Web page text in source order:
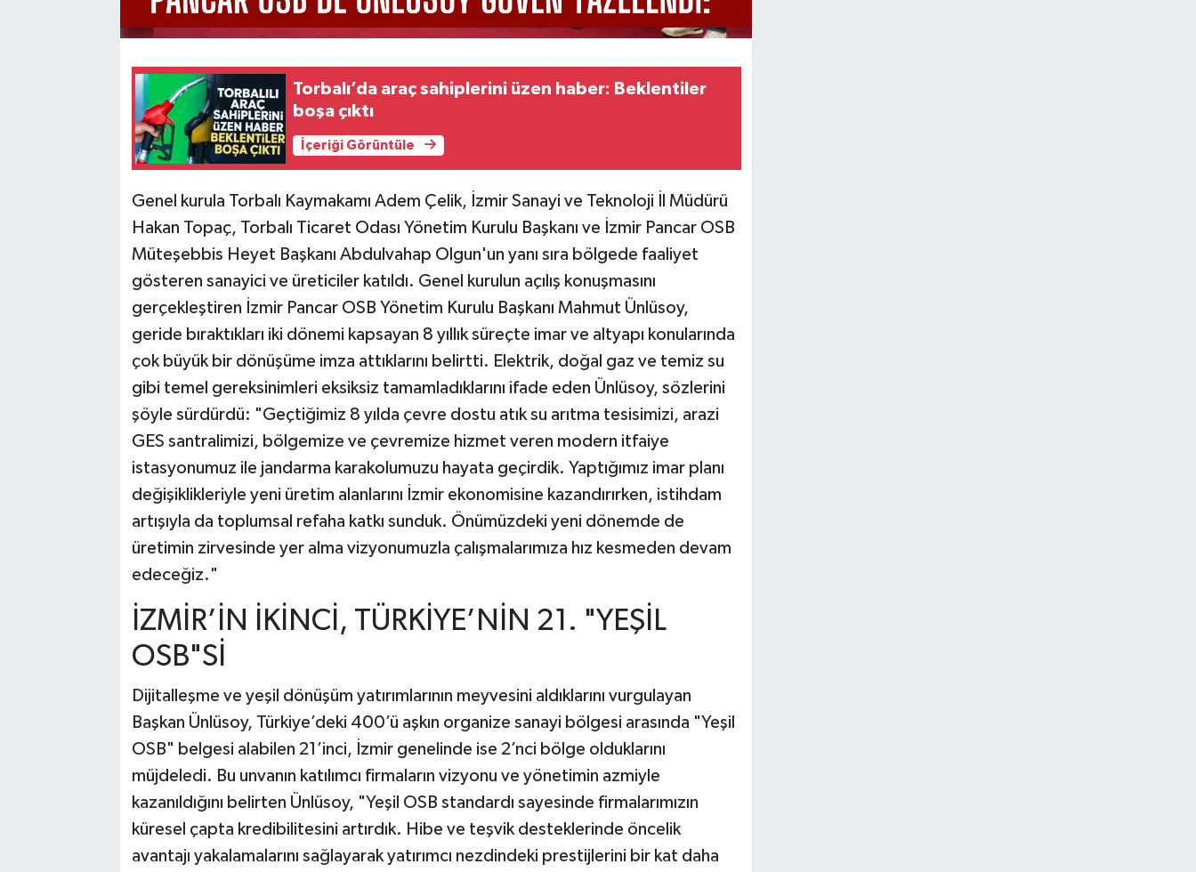
Torbalı’da araç sahiplerini üzen haber: Beklentiler
boşa çıktı
İçeriği Görüntüle
Genel kurula Torbalı Kaymakamı Adem Çelik, İzmir Sanayi ve Teknoloji İl Müdürü
Hakan Topaç, Torbalı Ticaret Odası Yönetim Kurulu Başkanı ve İzmir Pancar OSB
Müteşebbis Heyet Başkanı Abdulvahap Olgun'un yanı sıra bölgede faaliyet
gösteren sanayici ve üreticiler katıldı. Genel kurulun açılış konuşmasını
gerçekleştiren İzmir Pancar OSB Yönetim Kurulu Başkanı Mahmut Ünlüsoy,
geride bıraktıkları iki dönemi kapsayan 8 yıllık süreçte imar ve altyapı konularında
çok büyük bir dönüşüme imza attıklarını belirtti. Elektrik, doğal gaz ve temiz su
gibi temel gereksinimleri eksiksiz tamamladıklarını ifade eden Ünlüsoy, sözlerini
şöyle sürdürdü: "Geçtiğimiz 8 yılda çevre dostu atık su arıtma tesisimizi, arazi
GES santralimizi, bölgemize ve çevremize hizmet veren modern itfaiye
istasyonumuz ile jandarma karakolumuzu hayata geçirdik. Yaptığımız imar planı
değişiklikleriyle yeni üretim alanlarını İzmir ekonomisine kazandırırken, istihdam
artışıyla da toplumsal refaha katkı sunduk. Önümüzdeki yeni dönemde de
üretimin zirvesinde yer alma vizyonumuzla çalışmalarımıza hız kesmeden devam
edeceğiz."
İZMİR’İN İKİNCİ, TÜRKİYE’NİN 21. "YEŞİL
OSB"Sİ
Dijitalleşme ve yeşil dönüşüm yatırımlarının meyvesini aldıklarını vurgulayan
Başkan Ünlüsoy, Türkiye’deki 400’ü aşkın organize sanayi bölgesi arasında "Yeşil
OSB" belgesi alabilen 21’inci, İzmir genelinde ise 2’nci bölge olduklarını
müjdeledi. Bu unvanın katılımcı firmaların vizyonu ve yönetimin azmiyle
kazanıldığını belirten Ünlüsoy, "Yeşil OSB standardı sayesinde firmalarımızın
küresel çapta kredibilitesini artırdık. Hibe ve teşvik desteklerinde öncelik
avantajı yakalamalarını sağlayarak yatırımcı nezdindeki prestijlerini bir kat daha